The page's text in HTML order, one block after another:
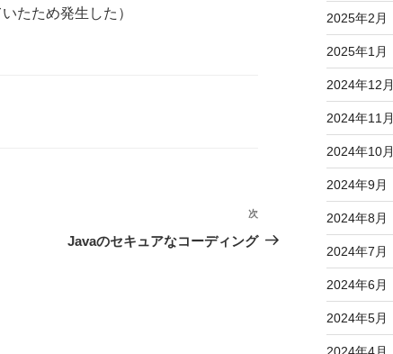
たため発生した）
の
次
Javaのセキュアなコーディング
2025年2月
2025年1月
2024年12月
2024年11月
2024年10月
2024年9月
2024年8月
2024年7月
2024年6月
2024年5月